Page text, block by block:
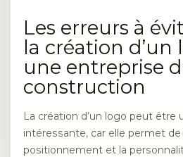
Les erreurs à
la création d’un
une entreprise
construction
La création d’un logo peut être
intéressante, car elle permet de
positionnement et la